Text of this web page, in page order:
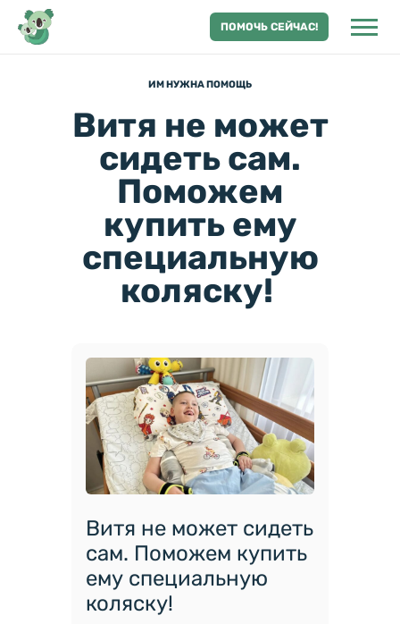
ПОМОЧЬ СЕЙЧАС!
ИМ НУЖНА ПОМОЩЬ
Витя не может
сидеть сам.
Поможем
купить ему
специальную
коляску!
Витя не может сидеть
сам. Поможем купить
ему специальную
коляску!